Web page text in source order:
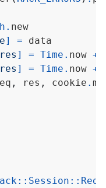
.
] =
] = Time . now +
] = Time . now +
, res , cookie .
:: Session ::